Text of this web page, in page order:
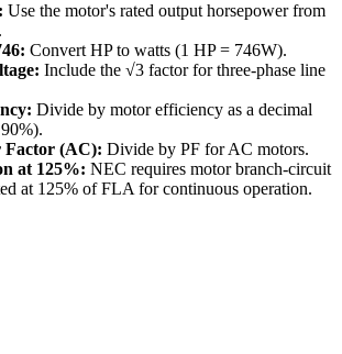
Use the motor's rated output horsepower from
Convert HP to watts (1 HP = 746W).
Include the √3 factor for three-phase line
Divide by motor efficiency as a decimal
Factor (AC): Divide by PF for AC motors.
at 125%: NEC requires motor branch-circuit
at 125% of FLA for continuous operation.